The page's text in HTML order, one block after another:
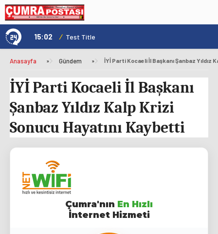
15:02 / Test Title
Anasayfa » Gündem »
İYİ Parti Kocaeli İl Başkanı
Şanbaz Yıldız Kalp Krizi
Sonucu Hayatını Kaybetti
Çumra'nın En Hızlı
İnternet Hizmeti